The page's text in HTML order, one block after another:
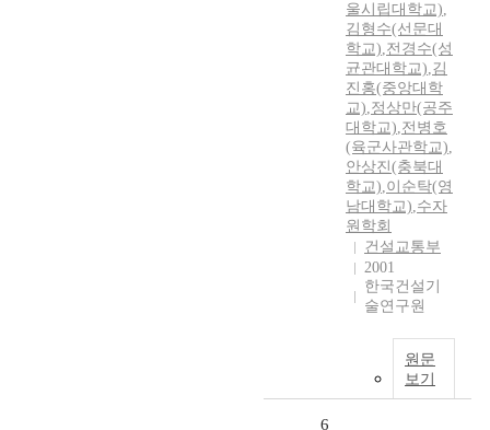
울시립대학교),
김형수(선문대
학교),전경수(성
균관대학교),김
진홍(중앙대학
교),정상만(공주
대학교),전병호
(육군사관학교),
안상진(충북대
학교),이순탁(영
남대학교),수자
원학회
건설교통부
2001
한국건설기
술연구원
원문
보기
6